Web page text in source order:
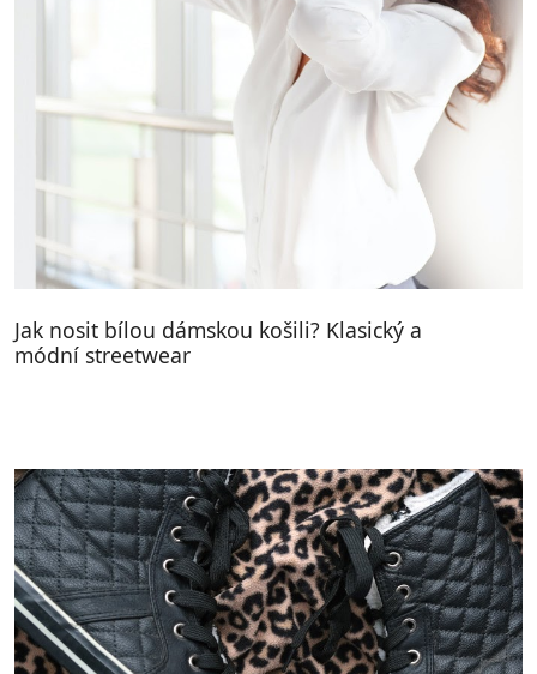
Jak nosit bílou dámskou košili? Klasický a
módní streetwear